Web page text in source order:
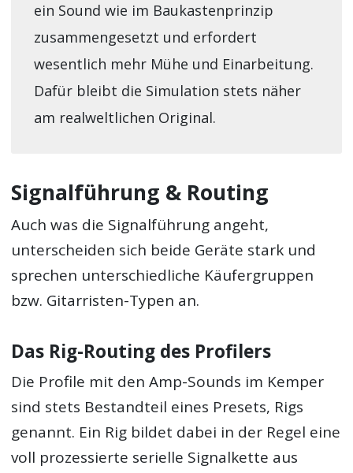
ein Sound wie im Baukastenprinzip
zusammengesetzt und erfordert
wesentlich mehr Mühe und Einarbeitung.
Dafür bleibt die Simulation stets näher
am realweltlichen Original.
Signalführung & Routing
Auch was die Signalführung angeht,
unterscheiden sich beide Geräte stark und
sprechen unterschiedliche Käufergruppen
bzw. Gitarristen-Typen an.
Das Rig-Routing des Profilers
Die Profile mit den Amp-Sounds im Kemper
sind stets Bestandteil eines Presets, Rigs
genannt. Ein Rig bildet dabei in der Regel eine
voll prozessierte serielle Signalkette aus